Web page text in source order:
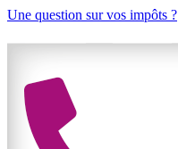
Une question sur vos impôts ?